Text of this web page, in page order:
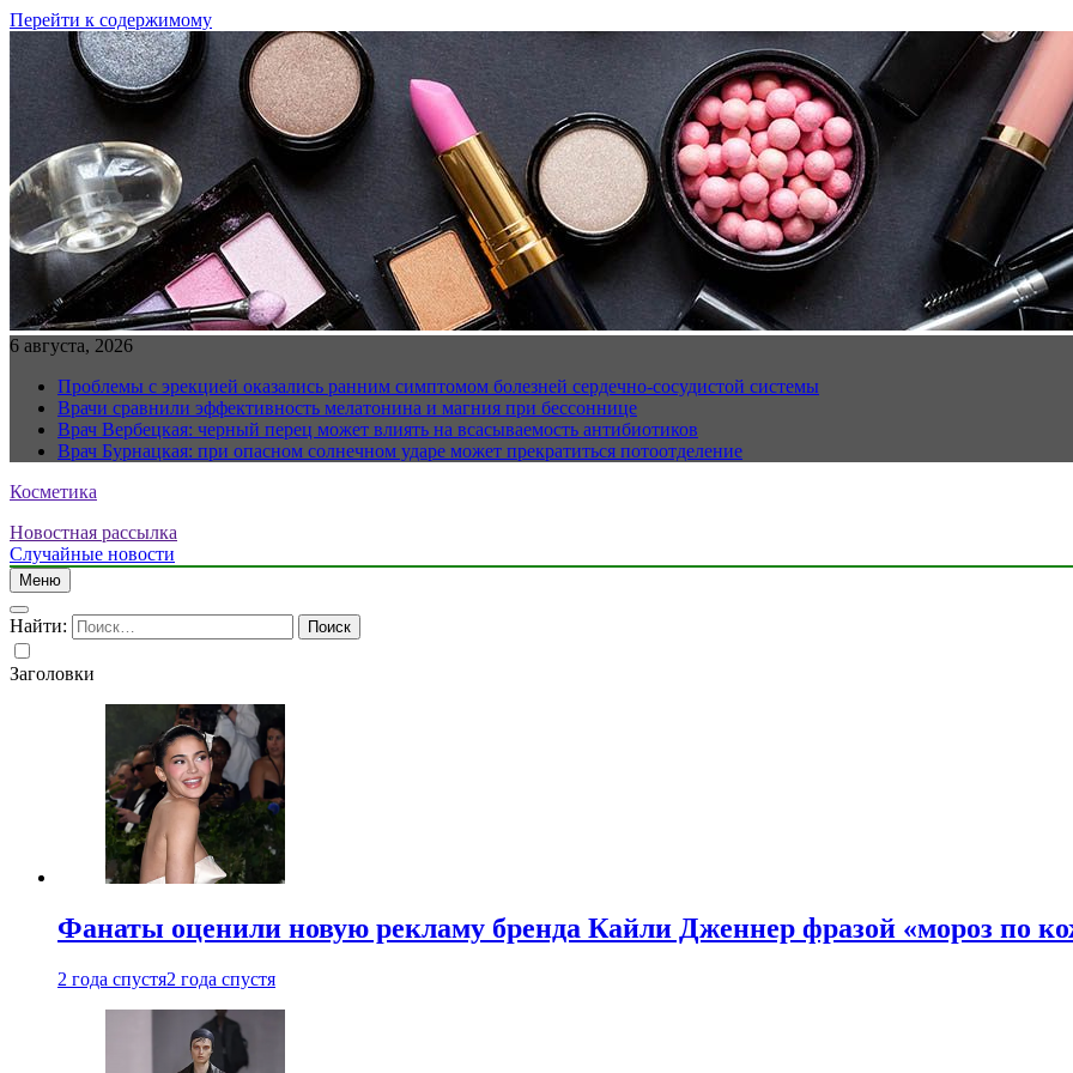
Перейти к содержимому
6 августа, 2026
Проблемы с эрекцией оказались ранним симптомом болезней сердечно-сосудистой системы
Врачи сравнили эффективность мелатонина и магния при бессоннице
Врач Вербецкая: черный перец может влиять на всасываемость антибиотиков
Врач Бурнацкая: при опасном солнечном ударе может прекратиться потоотделение
Косметика
Новостная рассылка
Случайные новости
Меню
Найти:
Заголовки
Фанаты оценили новую рекламу бренда Кайли Дженнер фразой «мороз по
2 года спустя2 года спустя